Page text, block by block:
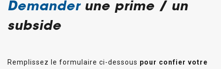
Demander une prime / un
subside
Remplissez le formulaire ci-dessous pour confier votre